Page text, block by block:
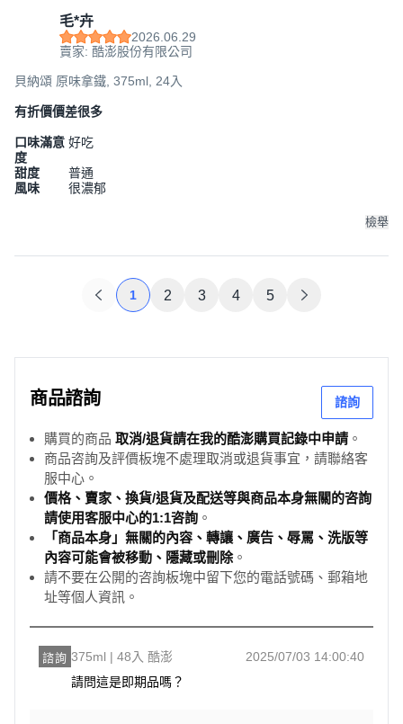
毛*卉
2026.06.29
賣家: 酷澎股份有限公司
貝納頌 原味拿鐵, 375ml, 24入
有折價價差很多
口味滿意
度
好吃
甜度
普通
風味
很濃郁
檢舉
1 2 3 4 5
商品諮詢 諮詢
購買的商品 取消/退貨請在我的酷澎購買記錄中申請 。
商品咨詢及評價板塊不處理取消或退貨事宜，請聯絡客
服中心。
價格、賣家、換貨/退貨及配送等與商品本身無關的咨詢
請使用客服中心的1:1咨詢 。
「商品本身」無關的內容、轉讓、廣告、辱罵、洗版等
內容可能會被移動、隱藏或刪除。
請不要在公開的咨詢板塊中留下您的電話號碼、郵箱地
址等個人資訊。
諮詢 375ml | 48入 酷澎
2025/07/03 14:00:40
請問這是即期品嗎？